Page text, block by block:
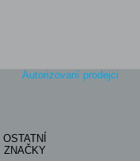
Autorizovaní prodejci
OSTATNÍ
ZNAČKY